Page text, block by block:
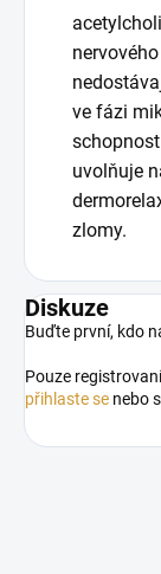
ve fázi
uvolňuje
zlomy.
Diskuze
Buďte první, kdo
Pouze
přihlaste se nebo